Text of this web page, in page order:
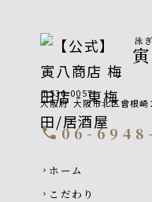
泳
〒530-0057
大阪府 大阪市北区曾根崎
call 06-
Footer navigation
chevron_right ホーム
chevron_right こだわり